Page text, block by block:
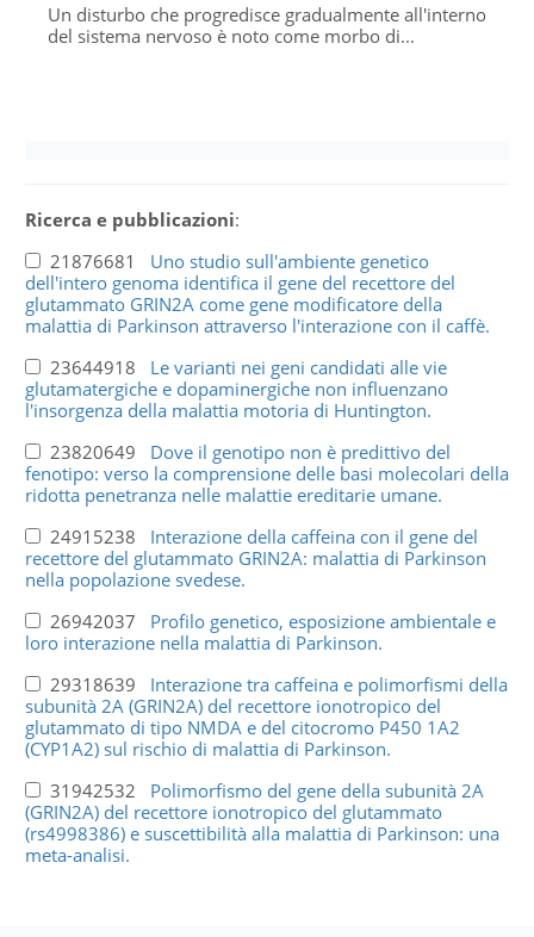
Un disturbo che progredisce gradualmente all'interno
del sistema nervoso è noto come morbo di...
Ricerca e pubblicazioni:
21876681 Uno studio sull'ambiente genetico
dell'intero genoma identifica il gene del recettore del
glutammato GRIN2A come gene modificatore della
malattia di Parkinson attraverso l'interazione con il caffè.
23644918 Le varianti nei geni candidati alle vie
glutamatergiche e dopaminergiche non influenzano
l'insorgenza della malattia motoria di Huntington.
23820649 Dove il genotipo non è predittivo del
fenotipo: verso la comprensione delle basi molecolari della
ridotta penetranza nelle malattie ereditarie umane.
24915238 Interazione della caffeina con il gene del
recettore del glutammato GRIN2A: malattia di Parkinson
nella popolazione svedese.
26942037 Profilo genetico, esposizione ambientale e
loro interazione nella malattia di Parkinson.
29318639 Interazione tra caffeina e polimorfismi della
subunità 2A (GRIN2A) del recettore ionotropico del
glutammato di tipo NMDA e del citocromo P450 1A2
(CYP1A2) sul rischio di malattia di Parkinson.
31942532 Polimorfismo del gene della subunità 2A
(GRIN2A) del recettore ionotropico del glutammato
(rs4998386) e suscettibilità alla malattia di Parkinson: una
meta-analisi.